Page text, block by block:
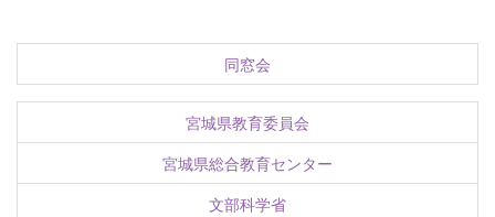
同窓会
宮城県教育委員会
宮城県総合教育センター
文部科学省